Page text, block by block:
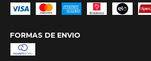
FORMAS DE ENVIO